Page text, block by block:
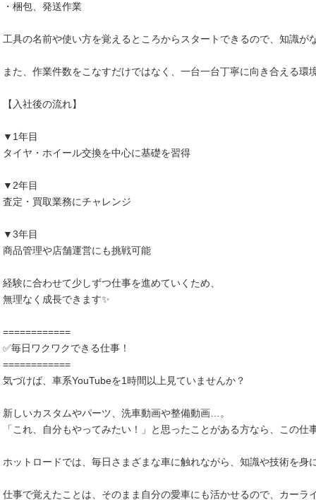
・梱包、発送作業
工具の名前や使い方を覚えるところからスタートできるので、知識が
また、作業件数をこなすだけではなく、一台一台丁寧に向き合える環
【入社後の流れ】
▼1年目
タイヤ・ホイール交換を中心に基礎を習得
▼2年目
査定・買取業務にチャレンジ
▼3年目
商品管理や店舗運営にも挑戦可能
経験に合わせて少しずつ仕事を進めていくため、
無理なく成長できます✨
============
✅毎日ワクワクできる仕事！
============
気づけば、車系YouTubeを1時間以上見ていませんか？
新しいカスタムやパーツ、洗車動画や整備動画…。
「これ、自分もやってみたい！」と思ったことがある方なら、この仕
ホットロードでは、毎日さまざまな車に触れながら、知識や技術を身
仕事で覚えたことは、そのまま自分の愛車にも活かせるので、カーラ